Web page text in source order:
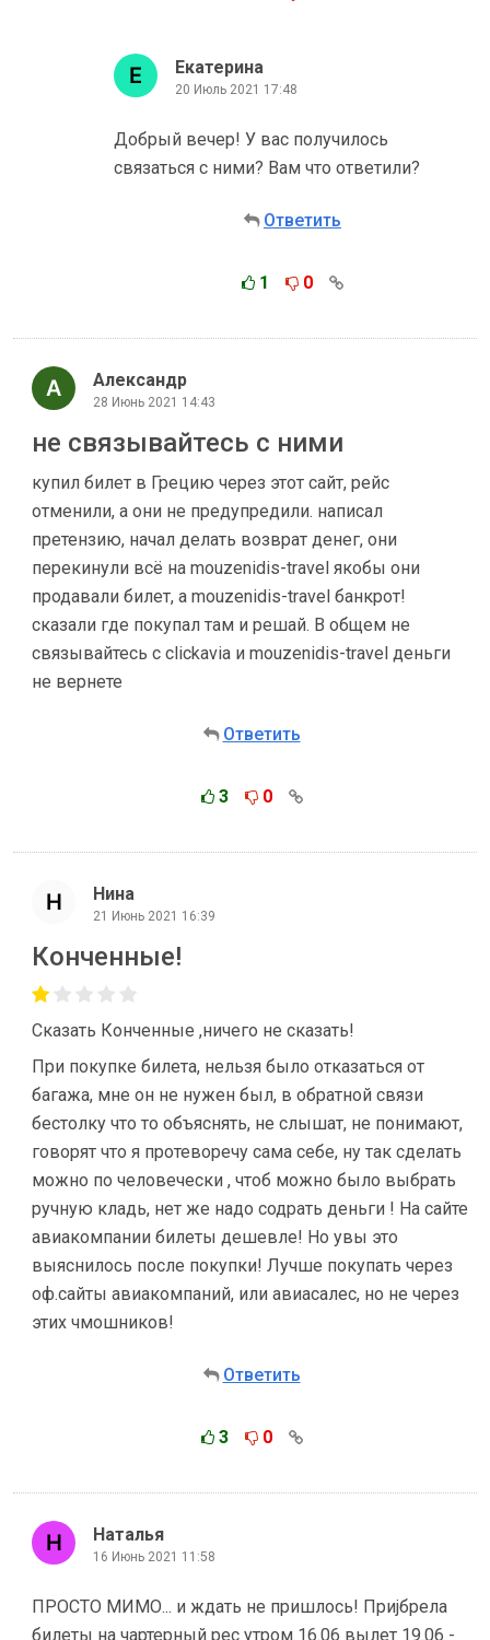
Екатерина
20 Июль 2021 17:48
Добрый вечер! У вас получилось
связаться с ними? Вам что ответили?
Ответить
1 0
Александр
28 Июнь 2021 14:43
не связывайтесь с ними
купил билет в Грецию через этот сайт, рейс
отменили, а они не предупредили. написал
претензию, начал делать возврат денег, они
перекинули всё на mouzenidis-travel якобы они
продавали билет, а mouzenidis-travel банкрот!
сказали где покупал там и решай. В общем не
связывайтесь с clickavia и mouzenidis-travel деньги
не вернете
Ответить
3 0
Нина
21 Июнь 2021 16:39
Конченные!
Сказать Конченные ,ничего не сказать!
При покупке билета, нельзя было отказаться от
багажа, мне он не нужен был, в обратной связи
бестолку что то объяснять, не слышат, не понимают,
говорят что я протеворечу сама себе, ну так сделать
можно по человечески , чтоб можно было выбрать
ручную кладь, нет же надо содрать деньги ! На сайте
авиакомпании билеты дешевле! Но увы это
выяснилось после покупки! Лучше покупать через
оф.сайты авиакомпаний, или авиасалес, но не через
этих чмошников!
Ответить
3 0
Наталья
16 Июнь 2021 11:58
ПРОСТО МИМО... и ждать не пришлось! Приjбрела
билеты на чартерный рес утром 16.06 вылет 19.06 -